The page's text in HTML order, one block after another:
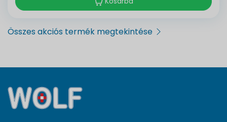
Összes akciós termék megtekintése